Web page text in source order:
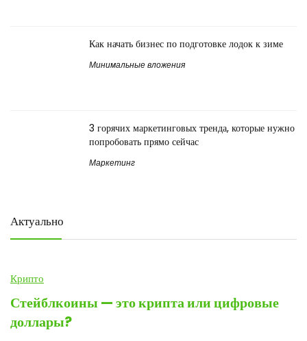
Как начать бизнес по подготовке лодок к зиме
Минимальные вложения
3 горячих маркетинговых тренда, которые нужно
попробовать прямо сейчас
Маркетинг
Актуально
Крипто
Стейблкоины — это крипта или цифровые
доллары?